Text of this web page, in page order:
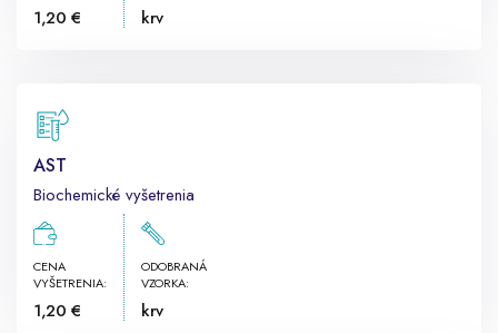
1,20 € krv
AST
Biochemické vyšetrenia
CENA
VYŠETRENIA:
1,20 €
ODOBRANÁ
VZORKA:
krv